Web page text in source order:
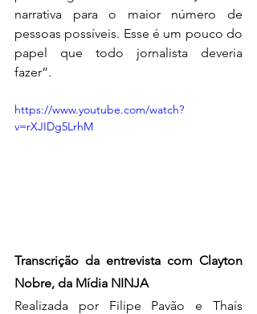
narrativa para o maior número de
pessoas possíveis. Esse é um pouco do
papel que todo jornalista deveria
fazer”.
https://www.youtube.com/watch?
v=rXJIDg5LrhM
Transcrição da entrevista com Clayton
Nobre, da Mídia NINJA
Realizada por Filipe Pavão e Thaís